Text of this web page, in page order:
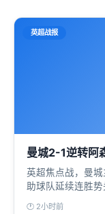
英超战报
曼城2-1逆转阿
英超焦点战，曼
助球队延续连胜势
🕐 2小时前